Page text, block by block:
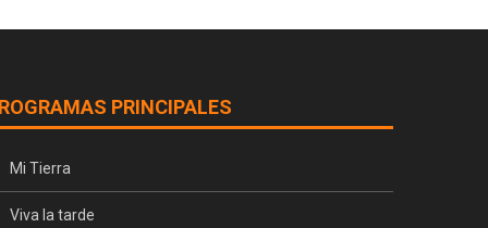
PRINCIPALES
Mi Tierra
Viva la tarde